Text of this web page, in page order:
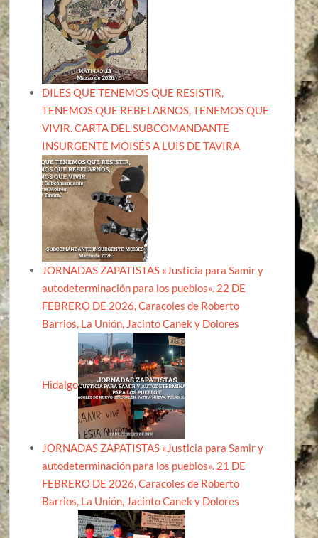
DILES QUE TENEMOS QUE RESISTIR,
TENEMOS QUE REBELARNOS, TENEMOS QUE
VIVIR. CARTA DEL SUBCOMANDANTE
INSURGENTE MOISÉS A LUIS DE TAVIRA
JORNADAS ZAPATISTAS «Justicia para Samir y
autodeterminación para los pueblos». 22 DE
FEBRERO DE 2026, Caracoles de Roberto
Barrios, La Unión, Jacinto Canek y Dolores
Hidalgo
JORNADAS ZAPATISTAS «Justicia para Samir y
autodeterminación para los pueblos». 21 DE
FEBRERO DE 2026, Caracoles de Roberto
Barrios, La Unión, Jacinto Canek y Dolores